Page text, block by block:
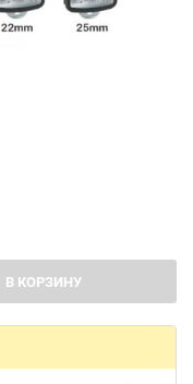
В КОРЗИНУ